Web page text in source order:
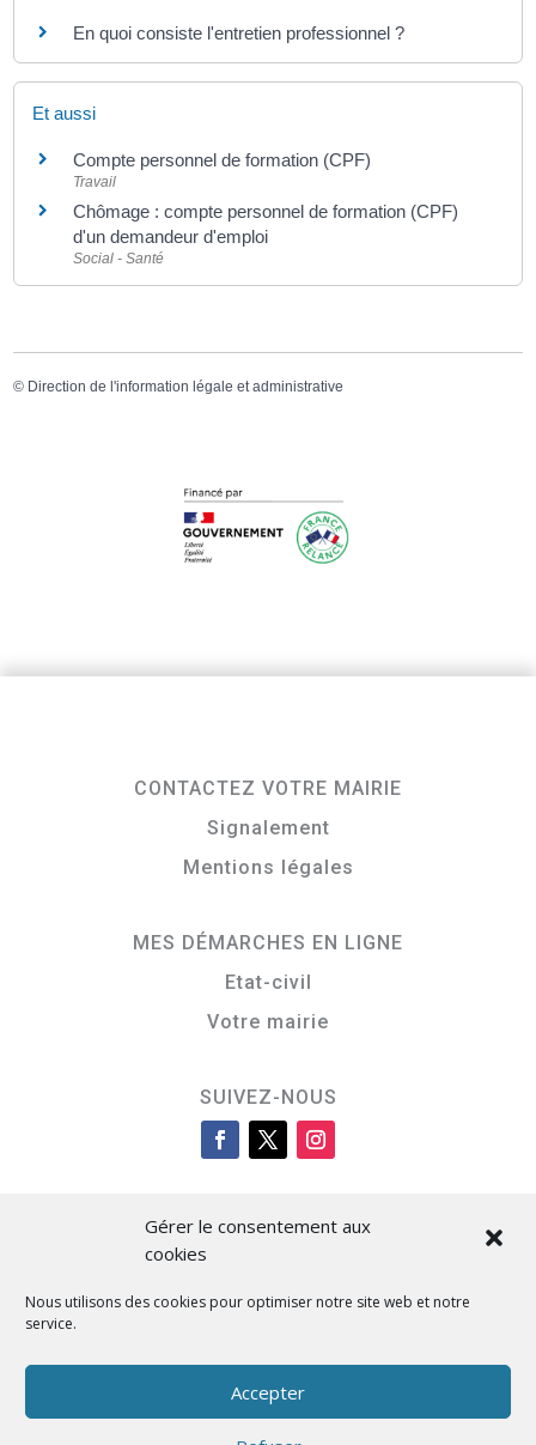
Gérer le consentement aux
cookies
Nous utilisons des cookies pour optimiser notre site web et notre
service.
Accepter
En quoi consiste l'entretien professionnel ?
Et aussi
Compte personnel de formation (CPF)
Travail
Chômage : compte personnel de formation (CPF)
d'un demandeur d'emploi
Social - Santé
© Direction de l'information légale et administrative
CONTACTEZ VOTRE MAIRIE
Signalement
Mentions légales
MES DÉMARCHES EN LIGNE
Etat-civil
Votre mairie
SUIVEZ-NOUS
Cità di L’Isula